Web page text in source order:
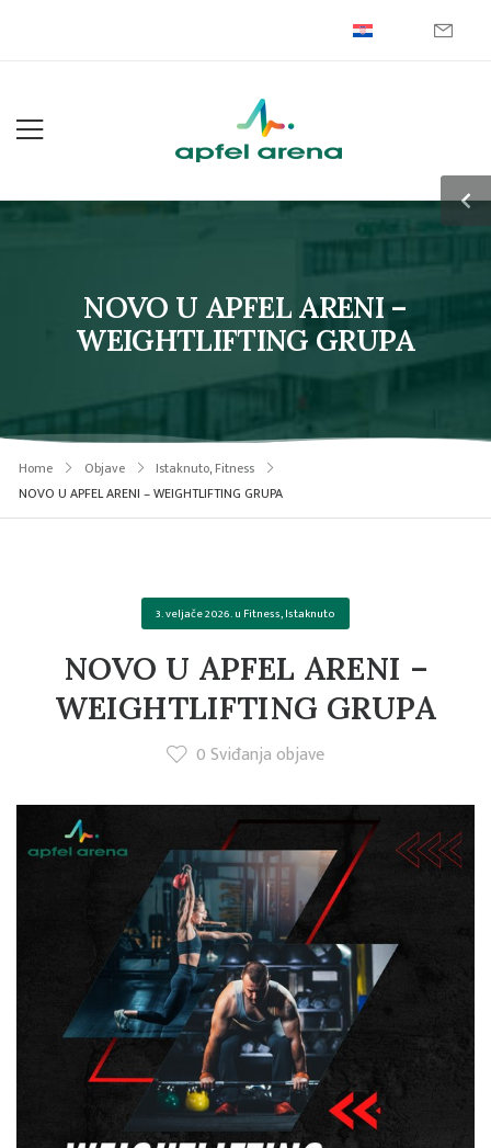
NOVO U APFEL ARENI –
WEIGHTLIFTING GRUPA
Home Objave Istaknuto, Fitness
NOVO U APFEL ARENI – WEIGHTLIFTING GRUPA
3. veljače 2026.u Fitness,Istaknuto
NOVO U APFEL ARENI –
WEIGHTLIFTING GRUPA
0 Sviđanja objave